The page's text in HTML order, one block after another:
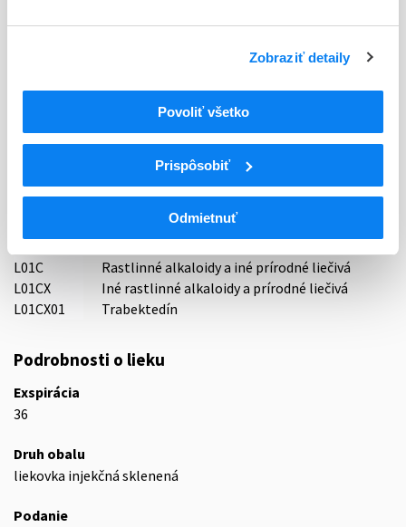
Zobraziť detaily
Povoliť všetko
Prispôsobiť
Odmietnuť
Indikačná skupina
Cytostatiká a imunomodulátory
L01C
Rastlinné alkaloidy a iné prírodné liečivá
L01CX
Iné rastlinné alkaloidy a prírodné liečivá
L01CX01
Trabektedín
Podrobnosti o lieku
Exspirácia
36
Druh obalu
liekovka injekčná sklenená
Podanie